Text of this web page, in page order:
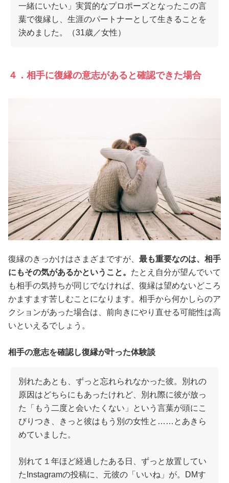
一緒にいたい」実質的なプロポーズとなったこの言
葉で復縁し、生涯のパートナーとして生きることを
決めました。（31歳／女性）
４．相手に復縁の意志があると確認できた場合
復縁のきっかけはさまざまですが、 最も重要なのは、相手
にもその気があるかということ。 たとえ自分が望んでいて
も相手の気持ちが同じでなければ、復縁は望めないどころ
かますます苦しむことになります。相手から何かしらのア
クションがあった場合は、前向きにやり直せる可能性は高
いといえるでしょう。
相手の意志を確認し復縁が叶った体験談
別れたあとも、ずっと忘れられなかった彼。別れの
原因はどちらにもあったけれど、別れ際に彼が放っ
た「もう二度と会いたくない」という言葉が頭にこ
びりつき、きっと彼はもう別の女性と……とあきら
めていました。
別れて１年ほど経過したある日、ずっと放置してい
たInstagramの投稿に、元彼の「いいね」が。DMす